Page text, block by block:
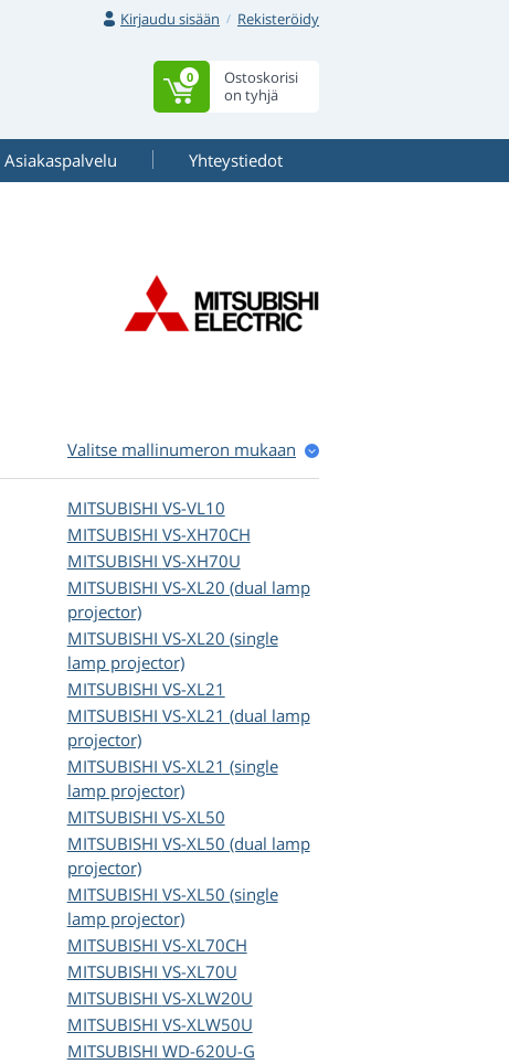
Kirjaudu sisään
Rekisteröidy
Ostoskorisi
on tyhjä
0
Asiakaspalvelu Yhteystiedot
Valitse mallinumeron mukaan
MITSUBISHI VS-VL10
MITSUBISHI VS-XH70CH
MITSUBISHI VS-XH70U
MITSUBISHI VS-XL20 (dual lamp
projector)
MITSUBISHI VS-XL20 (single
lamp projector)
MITSUBISHI VS-XL21
MITSUBISHI VS-XL21 (dual lamp
projector)
MITSUBISHI VS-XL21 (single
lamp projector)
MITSUBISHI VS-XL50
MITSUBISHI VS-XL50 (dual lamp
projector)
MITSUBISHI VS-XL50 (single
lamp projector)
MITSUBISHI VS-XL70CH
MITSUBISHI VS-XL70U
MITSUBISHI VS-XLW20U
MITSUBISHI VS-XLW50U
MITSUBISHI WD-620U-G